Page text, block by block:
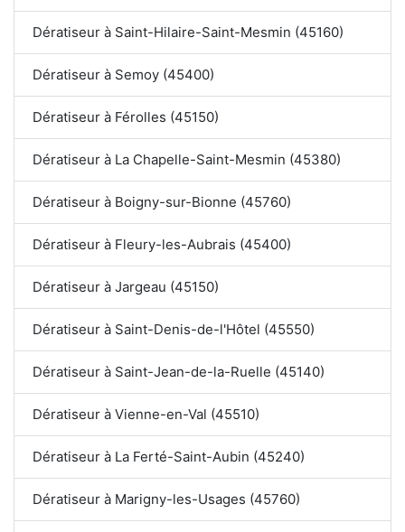
Dératiseur à Saint-Hilaire-Saint-Mesmin (45160)
Dératiseur à Semoy (45400)
Dératiseur à Férolles (45150)
Dératiseur à La Chapelle-Saint-Mesmin (45380)
Dératiseur à Boigny-sur-Bionne (45760)
Dératiseur à Fleury-les-Aubrais (45400)
Dératiseur à Jargeau (45150)
Dératiseur à Saint-Denis-de-l'Hôtel (45550)
Dératiseur à Saint-Jean-de-la-Ruelle (45140)
Dératiseur à Vienne-en-Val (45510)
Dératiseur à La Ferté-Saint-Aubin (45240)
Dératiseur à Marigny-les-Usages (45760)